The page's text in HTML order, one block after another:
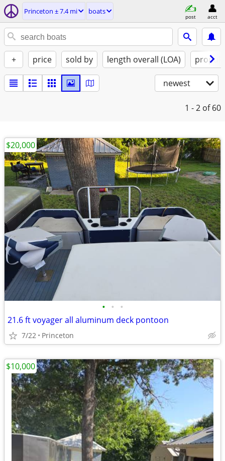
Princeton ± 7.4 mi boats
post acct
+ price sold by length overall (LOA)
newest
1 - 2 of 60
• • •
21.6 ft voyager all aluminum deck pontoon
7/22 Princeton
$20,000
$10,000